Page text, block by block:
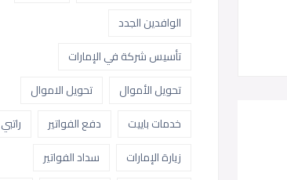
الوافدين الجدد
تأسيس شركة في الإمارات
تحويل الأموال
تحويل الاموال
خدمات باييت
دفع الفواتير
راتبي
زيارة الإمارات
سداد الفواتير